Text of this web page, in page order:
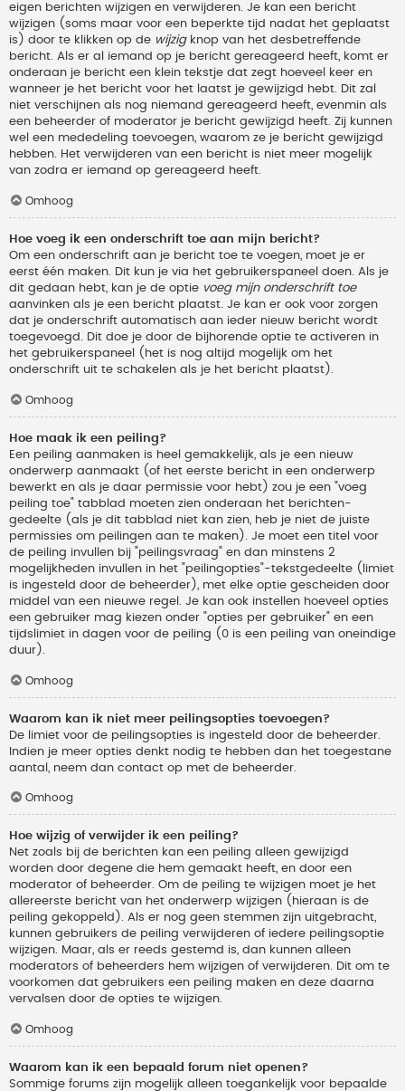
eigen berichten wijzigen en verwijderen. Je kan een bericht
wijzigen (soms maar voor een beperkte tijd nadat het geplaatst
is) door te klikken op de wijzigknop van het desbetreffende
bericht. Als er al iemand op je bericht gereageerd heeft, komt er
onderaan je bericht een klein tekstje dat zegt hoeveel keer en
wanneer je het bericht voor het laatst je gewijzigd hebt. Dit zal
niet verschijnen als nog niemand gereageerd heeft, evenmin als
een beheerder of moderator je bericht gewijzigd heeft. Zij kunnen
wel een mededeling toevoegen, waarom ze je bericht gewijzigd
hebben. Het verwijderen van een bericht is niet meer mogelijk
van zodra er iemand op gereageerd heeft.
Omhoog
Hoe voeg ik een onderschrift toe aan mijn bericht?
Om een onderschrift aan je bericht toe te voegen, moet je er
eerst één maken. Dit kun je via het gebruikerspaneel doen. Als je
dit gedaan hebt, kan je de optie voeg mijn onderschrift toe
aanvinken als je een bericht plaatst. Je kan er ook voor zorgen
dat je onderschrift automatisch aan ieder nieuw bericht wordt
toegevoegd. Dit doe je door de bijhorende optie te activeren in
het gebruikerspaneel (het is nog altijd mogelijk om het
onderschrift uit te schakelen als je het bericht plaatst).
Omhoog
Hoe maak ik een peiling?
Een peiling aanmaken is heel gemakkelijk, als je een nieuw
onderwerp aanmaakt (of het eerste bericht in een onderwerp
bewerkt en als je daar permissie voor hebt) zou je een "voeg
peiling toe" tabblad moeten zien onderaan het berichten-
gedeelte (als je dit tabblad niet kan zien, heb je niet de juiste
permissies om peilingen aan te maken). Je moet een titel voor
de peiling invullen bij "peilingsvraag" en dan minstens 2
mogelijkheden invullen in het "peilingopties"-tekstgedeelte (limiet
is ingesteld door de beheerder), met elke optie gescheiden door
middel van een nieuwe regel. Je kan ook instellen hoeveel opties
een gebruiker mag kiezen onder "opties per gebruiker" en een
tijdslimiet in dagen voor de peiling (0 is een peiling van oneindige
duur).
Omhoog
Waarom kan ik niet meer peilingsopties toevoegen?
De limiet voor de peilingsopties is ingesteld door de beheerder.
Indien je meer opties denkt nodig te hebben dan het toegestane
aantal, neem dan contact op met de beheerder.
Omhoog
Hoe wijzig of verwijder ik een peiling?
Net zoals bij de berichten kan een peiling alleen gewijzigd
worden door degene die hem gemaakt heeft, en door een
moderator of beheerder. Om de peiling te wijzigen moet je het
allereerste bericht van het onderwerp wijzigen (hieraan is de
peiling gekoppeld). Als er nog geen stemmen zijn uitgebracht,
kunnen gebruikers de peiling verwijderen of iedere peilingsoptie
wijzigen. Maar, als er reeds gestemd is, dan kunnen alleen
moderators of beheerders hem wijzigen of verwijderen. Dit om te
voorkomen dat gebruikers een peiling maken en deze daarna
vervalsen door de opties te wijzigen.
Omhoog
Waarom kan ik een bepaald forum niet openen?
Sommige forums zijn mogelijk alleen toegankelijk voor bepaalde